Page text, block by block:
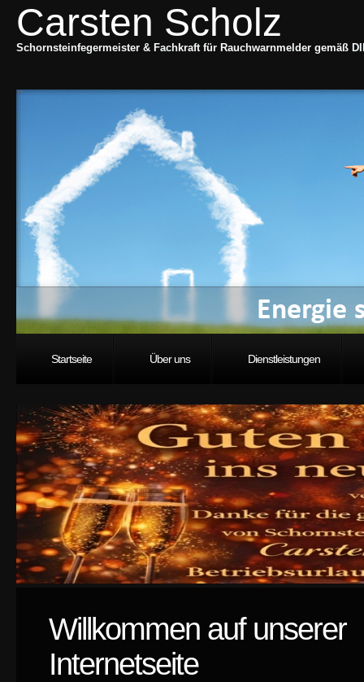
Carsten Scholz
Schornsteinfegermeister & Fachkraft für Rauchwarnmelder gemäß
Startseite Über uns Dienstleistungen
Willkommen auf unserer
Internetseite